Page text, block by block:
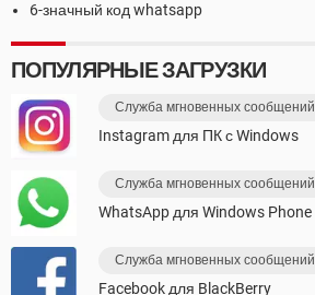
6-значный код whatsapp
ПОПУЛЯРНЫЕ ЗАГРУЗКИ
Служба мгновенных сообщений
Instagram для ПК с Windows
Служба мгновенных сообщений
WhatsApp для Windows Phone
Служба мгновенных сообщений
Facebook для BlackBerry